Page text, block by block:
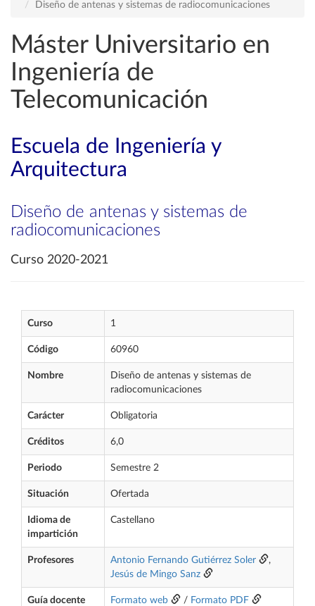
Diseño de antenas y sistemas de radiocomunicaciones
Máster Universitario en
Ingeniería de
Telecomunicación
Escuela de Ingeniería y
Arquitectura
Diseño de antenas y sistemas de
radiocomunicaciones
Curso 2020-2021
Curso 1
Código 60960
Nombre
Diseño de antenas y sistemas de
radiocomunicaciones
Carácter Obligatoria
Créditos 6,0
Periodo Semestre 2
Situación Ofertada
Idioma de
impartición
Castellano
Profesores Antonio Fernando Gutiérrez Soler
,
Jesús de Mingo Sanz
Guía docente Formato web / Formato PDF